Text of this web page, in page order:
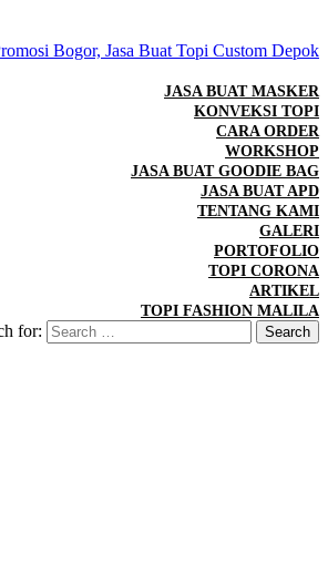
JASA BUAT MASKER
KONVEKSI TOPI
CARA ORDER
WORKSHOP
JASA BUAT GOODIE BAG
JASA BUAT APD
TENTANG KAMI
GALERI
PORTOFOLIO
TOPI CORONA
ARTIKEL
TOPI FASHION MALILA
for: